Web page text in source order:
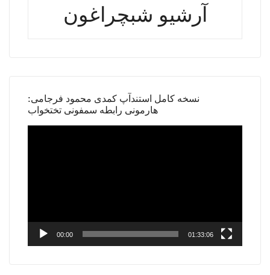
آرشیو شبچراغون
نسخه کامل استندآپ کمدی محمود فرجامی:
هارمونی رابطه سمفونی تختخواب
00:00 01:33:06